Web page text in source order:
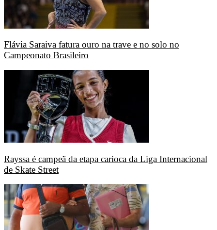
Flávia Saraiva fatura ouro na trave e no solo no
Campeonato Brasileiro
Rayssa é campeã da etapa carioca da Liga Internacional
de Skate Street